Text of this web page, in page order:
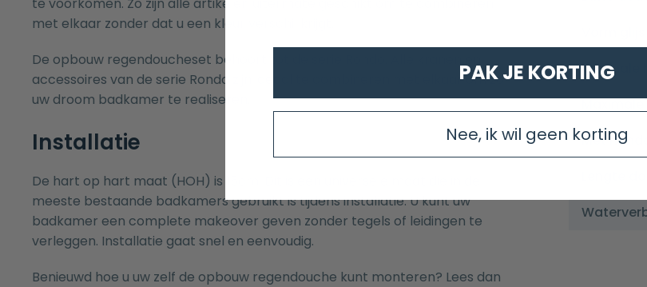
met elkaar zonder dat u een kleur verschil krijgt.
De opbouw regendoucheset behoort tot de serie Rondo. Alle kranen en
accessoires van de serie Rondo zijn ideaal te combineren met elkaar om zo
uw droom badkamer te realiseren.
Installatie
De hart op hart maat (HOH) is 15cm. Dit is een universele maat die in de
meeste bestaande badkamers gebruikt is tijdens installatie. U kunt uw
badkamer een complete makeover geven zonder tegels of leidingen te
verleggen. Installatie gaat snel en eenvoudig.
Benieuwd hoe u uw zelf de opbouw regendouche kunt monteren? Lees dan
Minimale
Met
PAK JE KORTING
Nee, ik wil geen korting